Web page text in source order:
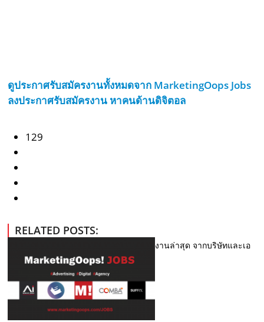
ดูประกาศรับสมัครงานทั้งหมดจาก MarketingOops Jobs
ลงประกาศรับสมัครงาน หาคนด้านดิจิตอล
129
RELATED POSTS:
งานล่าสุด จากบริษัทและเอ